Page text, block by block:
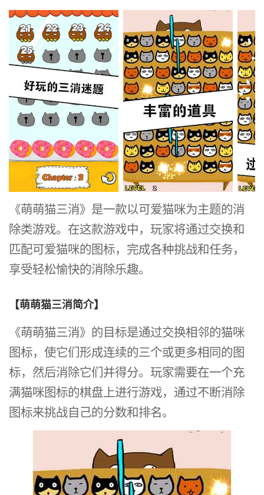
《萌萌猫三消》是一款以可爱猫咪为主题的消
除类游戏。在这款游戏中，玩家将通过交换和
匹配可爱猫咪的图标，完成各种挑战和任务，
享受轻松愉快的消除乐趣。
【萌萌猫三消简介】
《萌萌猫三消》的目标是通过交换相邻的猫咪
图标，使它们形成连续的三个或更多相同的图
标，然后消除它们并得分。玩家需要在一个充
满猫咪图标的棋盘上进行游戏，通过不断消除
图标来挑战自己的分数和排名。